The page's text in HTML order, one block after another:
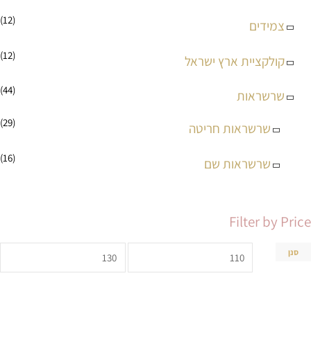
צמידים (12)
קולקציית ארץ ישראל (12)
שרשראות (44)
שרשראות חריטה (29)
שרשראות שם (16)
Filter by Price
סנן